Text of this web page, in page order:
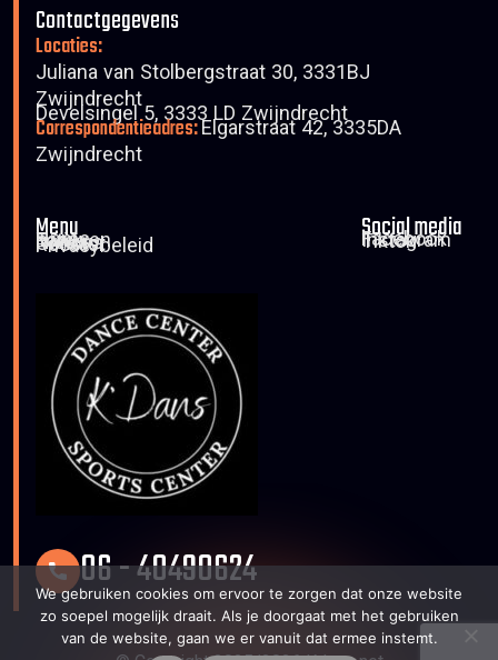
Contactgegevens
Locaties:
Juliana van Stolbergstraat 30, 3331BJ
Zwijndrecht
Develsingel 5, 3333 LD Zwijndrecht
Correspondentieadres:Elgarstraat 42, 3335DA
Zwijndrecht
Menu
Home
Tarieven
Foto’s
Nieuws
Contact
Rooster
Privacybeleid
Social media
Facebook
Instagram
Tiktok
06 - 40490624
We gebruiken cookies om ervoor te zorgen dat onze website
zo soepel mogelijk draait. Als je doorgaat met het gebruiken
van de website, gaan we er vanuit dat ermee instemt.